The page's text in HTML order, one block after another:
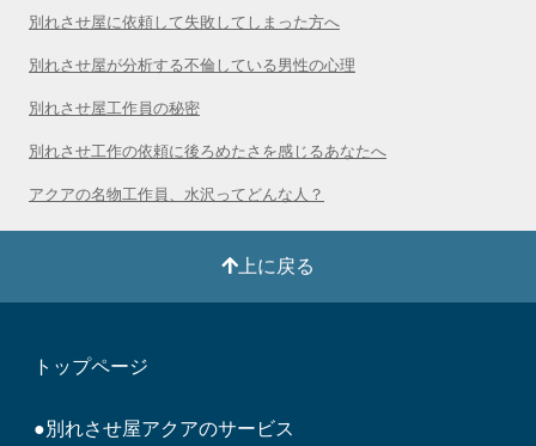
別れさせ屋に依頼して失敗してしまった方へ
別れさせ屋が分析する不倫している男性の心理
別れさせ屋工作員の秘密
別れさせ工作の依頼に後ろめたさを感じるあなたへ
アクアの名物工作員、水沢ってどんな人？
上に戻る
トップページ
●別れさせ屋アクアのサービス